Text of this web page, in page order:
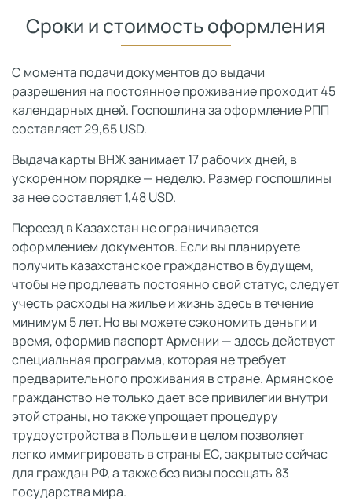
Сроки и стоимость оформления
C момента подачи документов до выдачи
разрешения на постоянное проживание проходит 45
календарных дней. Госпошлина за оформление РПП
составляет 29,65 USD.
Выдача карты ВНЖ занимает 17 рабочих дней, в
ускоренном порядке — неделю. Размер госпошлины
за нее составляет 1,48 USD.
Переезд в Казахстан не ограничивается
оформлением документов. Если вы планируете
получить казахстанское гражданство в будущем,
чтобы не продлевать постоянно свой статус, следует
учесть расходы на жилье и жизнь здесь в течение
минимум 5 лет. Но вы можете сэкономить деньги и
время, оформив паспорт Армении — здесь действует
специальная программа, которая не требует
предварительного проживания в стране. Армянское
гражданство не только дает все привилегии внутри
этой страны, но также упрощает процедуру
трудоустройства в Польше и в целом позволяет
легко иммигрировать в страны ЕС, закрытые сейчас
для граждан РФ, а также без визы посещать 83
государства мира.